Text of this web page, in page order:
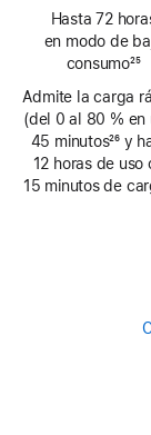
a
pie
página
Hasta 72
en modo de
consumo
a
pie
de
página
25
Admite la carga
(del 0 al 80 % en
45 minutos
Nota
26 y
12 horas de uso
15 minutos de